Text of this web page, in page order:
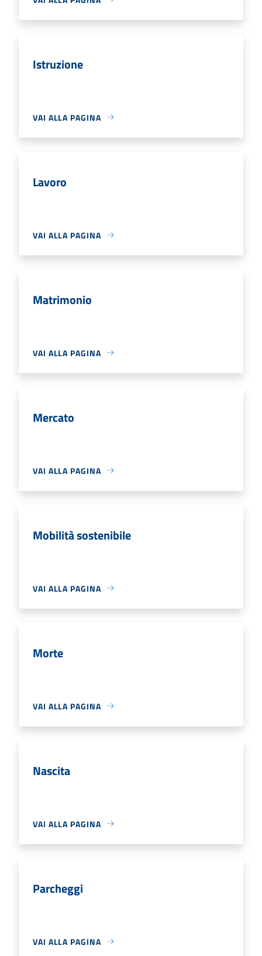
Istruzione
VAI ALLA PAGINA
Lavoro
VAI ALLA PAGINA
Matrimonio
VAI ALLA PAGINA
Mercato
VAI ALLA PAGINA
Mobilità sostenibile
VAI ALLA PAGINA
Morte
VAI ALLA PAGINA
Nascita
VAI ALLA PAGINA
Parcheggi
VAI ALLA PAGINA